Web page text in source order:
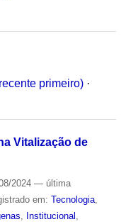
primeiro) ·
Vitalização de
2024 — última
em: Tecnologia,
Institucional